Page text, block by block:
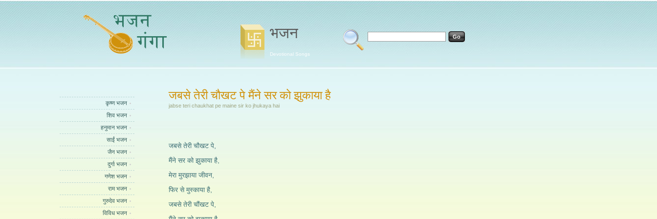
भजन
Devotional Songs
कृष्ण भजन
शिव भजन
हनुमान भजन
साईं भजन
जैन भजन
दुर्गा भजन
गणेश भजन
राम भजन
गुरुदेव भजन
विविध भजन
जबसे तेरी चौखट पे मैंने सर को झुकाया है
jabse teri chaukhat pe maine sir ko jhukaya hai
जबसे तेरी चौखट पे,
मैंने सर को झुकाया है,
मेरा मुरझाया जीवन,
फिर से मुस्काया है,
जबसे तेरी चौंखट पे,